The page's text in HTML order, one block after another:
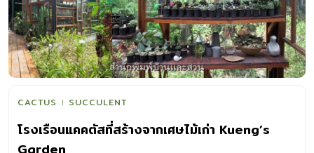
CACTUS SUCCULENT
โรงเรือนแคคตัสที่สร้างจากเศษไม้เก่า Kueng’s